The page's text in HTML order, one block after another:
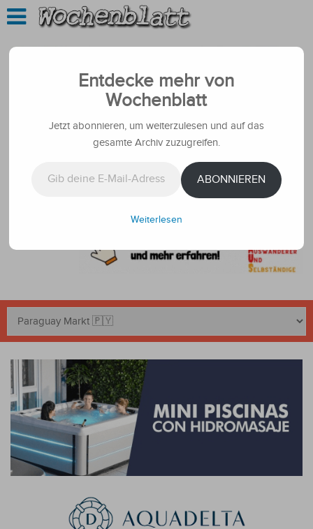
Entdecke mehr von
Wochenblatt
Jetzt abonnieren, um weiterzulesen und auf das
gesamte Archiv zuzugreifen.
ABONNIEREN
Weiterlesen